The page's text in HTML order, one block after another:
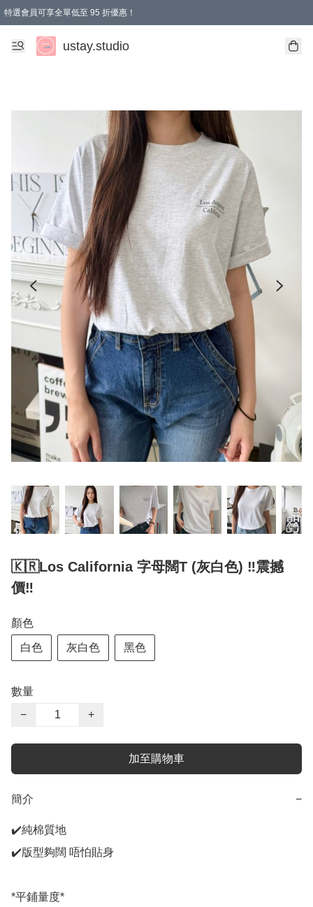
特選會員可享全單低至 95 折優惠！
ustay.studio
🇰🇷Los California 字母闊T (灰白色) ‼️震撼
價‼️
顏色
白色 灰白色 黑色
數量
−
+
加至購物車
簡介 −
✔️純棉質地
✔️版型夠闊 唔怕貼身
*平鋪量度*